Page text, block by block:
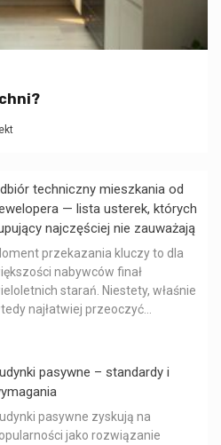
techniczny mieszkania od
— lista usterek, których
najczęściej nie zauważają
przekazania kluczy to dla
nabywców finał
starań. Niestety, właśnie
najłatwiej przeoczyć...
pasywne – standardy i
pasywne zyskują na
jako rozwiązanie